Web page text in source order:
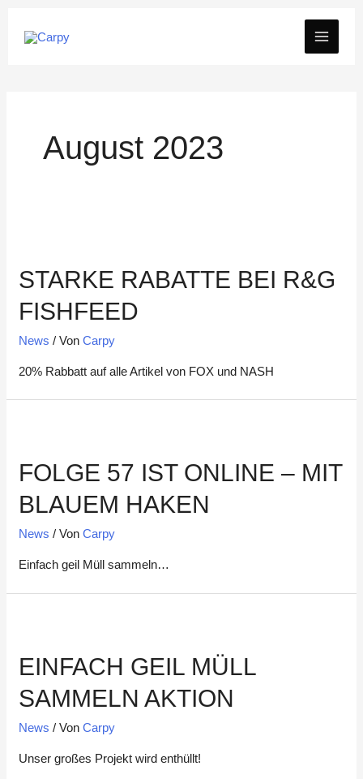
Inhalt
MAIN
August 2023
STARKE RABATTE BEI R&G
FISHFEED
News / VonCarpy
20% Rabbatt auf alle Artikel von FOX und NASH
FOLGE 57 IST ONLINE – MIT
BLAUEM HAKEN
News / VonCarpy
Einfach geil Müll sammeln…
EINFACH GEIL MÜLL
SAMMELN AKTION
News / VonCarpy
Unser großes Projekt wird enthüllt!